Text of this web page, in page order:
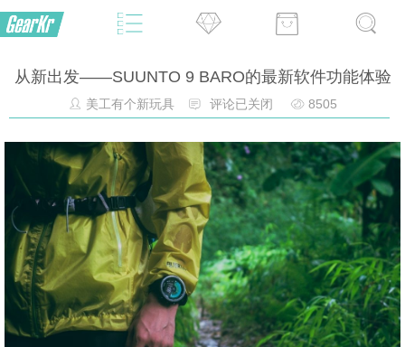
从新出发——SUUNTO 9 BARO的最新软件功能体验
美工有个新玩具 评论已关闭 8505